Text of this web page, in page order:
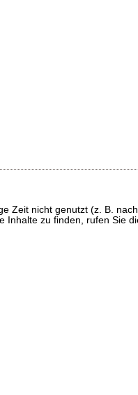
Zeit nicht genutzt (z. B.
Inhalte zu finden, rufen Sie